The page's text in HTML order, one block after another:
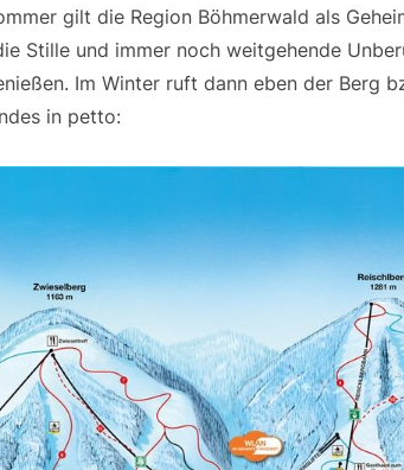
gilt die Region Böhmerwald als
Stille und immer noch weitgehende
Im Winter ruft dann eben der Berg
in petto: